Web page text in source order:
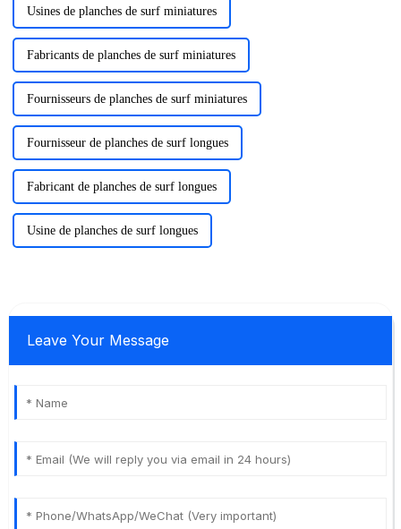
Usines de planches de surf miniatures
Fabricants de planches de surf miniatures
Fournisseurs de planches de surf miniatures
Fournisseur de planches de surf longues
Fabricant de planches de surf longues
Usine de planches de surf longues
Leave Your Message